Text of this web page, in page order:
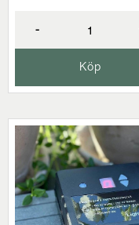
-
Köp